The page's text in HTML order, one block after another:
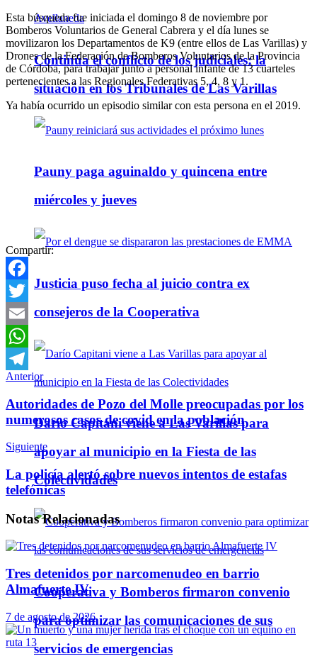
Continúa el conflicto de los judiciales: la
situación en los Tribunales de Las Varillas
Pauny paga aguinaldo y quincena entre
miércoles y jueves
Justicia puso fecha al juicio contra ex
consejeros de la Cooperativa
Darío Capitani viene a Las Varillas para
apoyar al municipio en la Fiesta de las
Colectividades
Cooperativa y Bomberos firmaron convenio
para optimizar las comunicaciones de sus
servicios de emergencias
Esta búsqueda fue iniciada el domingo 8 de noviembre por
Bomberos Voluntarios de General Cabrera y el día lunes se
movilizaron los Departamentos de K9 (entre ellos de Las Varillas) y
Drones de la Federación de Bomberos Voluntarios de la Provincia
de Córdoba, para trabajar junto a personal infante de 13 cuarteles
pertenecientes a las Regionales Federativas 5, 4, 8 y 1.
Ya había ocurrido un episodio similar con esta persona en el 2019.
Compartir:
Facebook
Twitter
Email
WhatsApp
Telegram
Anterior
Autoridades de Pozo del Molle preocupadas por los
numerosos casos de covid en la población
Siguiente
La policía alertó sobre nuevos intentos de estafas
telefónicas
NotasRelacionadas
Tres detenidos por narcomenudeo en barrio
Almafuerte IV
7 de agosto de 2026